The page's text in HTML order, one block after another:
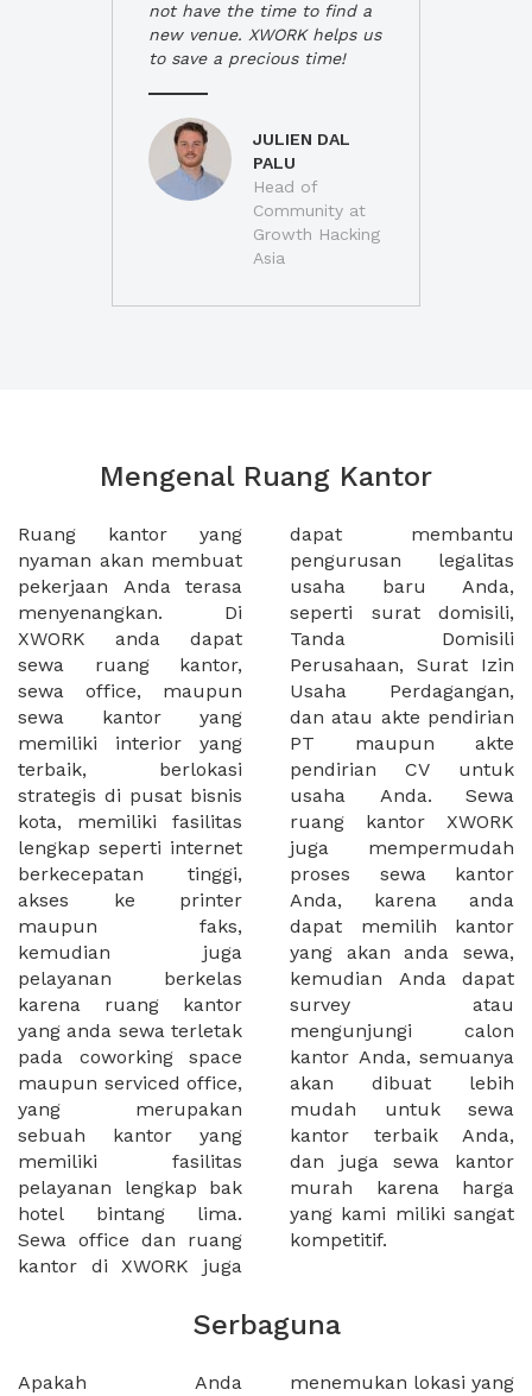
not have the time to find a
new venue. XWORK helps us
to save a precious time!
JULIEN DAL
PALU
Head of
Community at
Growth Hacking
Asia
Mengenal Ruang Kantor
Ruang kantor yang
nyaman akan membuat
pekerjaan Anda terasa
menyenangkan. Di
XWORK anda dapat
sewa ruang kantor,
sewa office, maupun
sewa kantor yang
memiliki interior yang
terbaik, berlokasi
strategis di pusat bisnis
kota, memiliki fasilitas
lengkap seperti internet
berkecepatan tinggi,
akses ke printer
maupun faks,
kemudian juga
pelayanan berkelas
karena ruang kantor
yang anda sewa terletak
pada coworking space
maupun serviced office,
yang merupakan
sebuah kantor yang
memiliki fasilitas
pelayanan lengkap bak
hotel bintang lima.
Sewa office dan ruang
kantor di XWORK juga
dapat membantu
pengurusan legalitas
usaha baru Anda,
seperti surat domisili,
Tanda Domisili
Perusahaan, Surat Izin
Usaha Perdagangan,
dan atau akte pendirian
PT maupun akte
pendirian CV untuk
usaha Anda. Sewa
ruang kantor XWORK
juga mempermudah
proses sewa kantor
Anda, karena anda
dapat memilih kantor
yang akan anda sewa,
kemudian Anda dapat
survey atau
mengunjungi calon
kantor Anda, semuanya
akan dibuat lebih
mudah untuk sewa
kantor terbaik Anda,
dan juga sewa kantor
murah karena harga
yang kami miliki sangat
kompetitif.
Serbaguna
Apakah Anda
menemukan lokasi yang